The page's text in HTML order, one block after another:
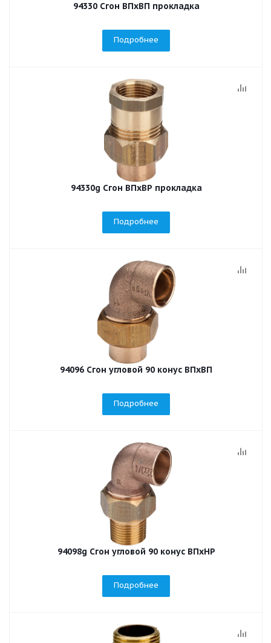
94330 Сгон ВПхВП прокладка
Подробнее
94330g Сгон ВПхВР прокладка
Подробнее
94096 Сгон угловой 90 конус ВПхВП
Подробнее
94098g Сгон угловой 90 конус ВПхНР
Подробнее